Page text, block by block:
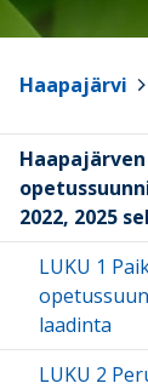
Haapajärvi
2022, 2025
LUKU 1
laadinta
LUKU 2